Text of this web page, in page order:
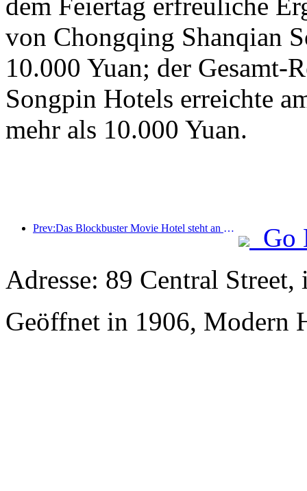
von Chongqing Shanqian
10.000 Yuan; der Gesamt-
Songpin Hotels erreichte
mehr als 10.000 Yuan.
Prev:Das Blockbuster Movie Hotel steht an der Spitze der Filmhotels und sein Markeneinfluss wurde gestärkt
Go
Adresse: 89 Central
Geöffnet in 1906, Modern